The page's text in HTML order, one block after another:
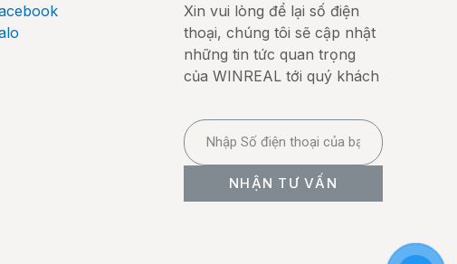
Xin vui lòng để lại số điện
thoại, chúng tôi sẽ cập nhật
những tin tức quan trọng
của WINREAL tới quý khách
NHẬN TƯ VẤN